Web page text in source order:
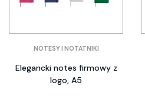
NOTESY I NOTATNIKI
Elegancki notes firmowy z
logo, A5